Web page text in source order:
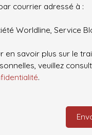
courrier adressé à :
Worldline, Service
en savoir plus sur le
veuillez
.